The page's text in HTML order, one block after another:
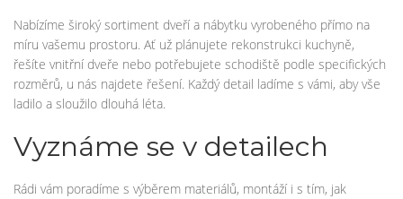
Nabízíme široký sortiment dveří a nábytku vyrobeného přímo na
míru vašemu prostoru. Ať už plánujete rekonstrukci kuchyně,
řešíte vnitřní dveře nebo potřebujete schodiště podle specifických
rozměrů, u nás najdete řešení. Každý detail ladíme s vámi, aby vše
ladilo a sloužilo dlouhá léta.
Vyznáme se v detailech
Rádi vám poradíme s výběrem materiálů, montáží i s tím, jak